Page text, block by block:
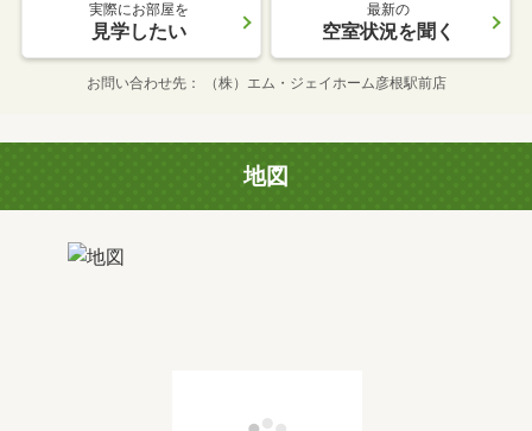
実際にお部屋を
見学したい
最新の
空室状況を聞く
お問い合わせ先 （株）エム・ジェイホーム彦根駅前店
地図